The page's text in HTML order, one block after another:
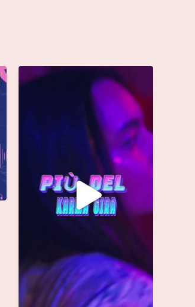
Singolo: “calamita”
Di @vinmart1n...